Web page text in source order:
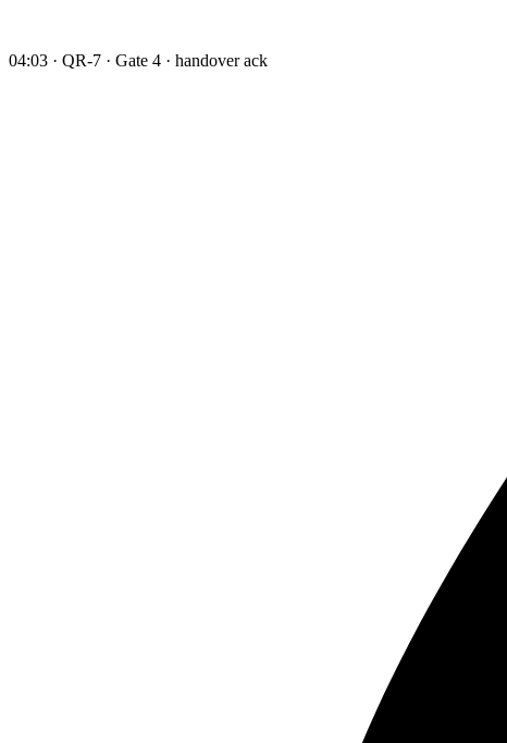
04:03 · QR-7 · Gate 4 · handover ack